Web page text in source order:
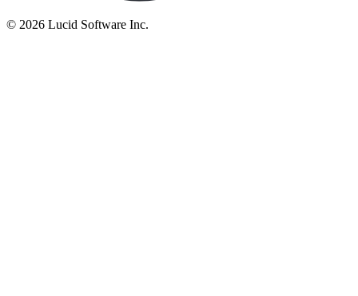
© 2026 Lucid Software Inc.